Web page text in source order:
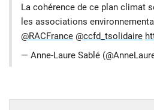
La cohérence de ce plan climat
les associations
@RACFrance @ccfd_tsolidaire
— Anne-Laure Sablé